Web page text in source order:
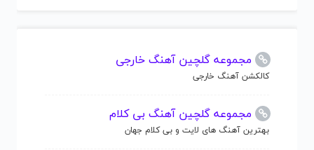
مجموعه گلچین آهنگ خارجی
کالکشن آهنگ خارجی
مجموعه گلچین آهنگ بی کلام
بهترین آهنگ های لایت و بی کلام جهان